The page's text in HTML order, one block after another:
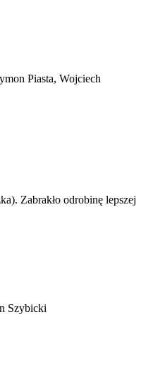
Piasta, Wojciech
Zabrakło odrobinę lepszej
Szybicki